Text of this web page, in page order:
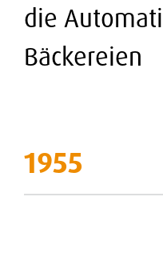
die
Bäckereien
1955